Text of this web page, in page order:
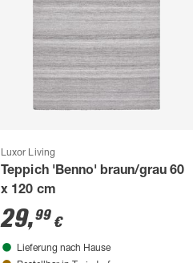
Luxor Living
Teppich 'Benno' braun/grau 60
x 120 cm
29,99 €
Lieferung nach Hause